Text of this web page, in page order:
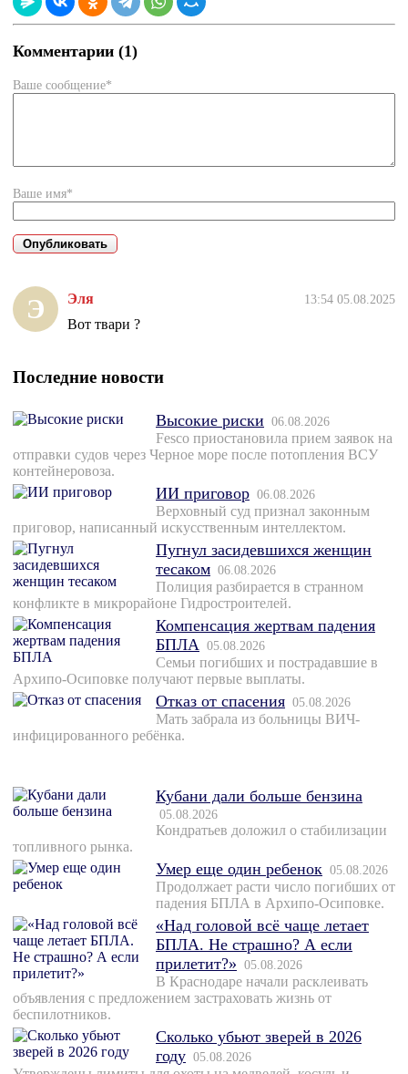
Комментарии (1)
Ваше сообщение*
Ваше имя*
Э Эля 13:54 05.08.2025
Вот твари ?
Последние новости
Высокие риски 06.08.2026
Fesco приостановила прием заявок на
отправки судов через Черное море после потопления ВСУ
контейнеровоза.
ИИ приговор 06.08.2026
Верховный суд признал законным
приговор, написанный искусственным интеллектом.
Пугнул засидевшихся женщин
тесаком 06.08.2026
Полиция разбирается в странном
конфликте в микрорайоне Гидростроителей.
Компенсация жертвам падения
БПЛА 05.08.2026
Семьи погибших и пострадавшие в
Архипо-Осиповке получают первые выплаты.
Отказ от спасения 05.08.2026
Мать забрала из больницы ВИЧ-
инфицированного ребёнка.
Кубани дали больше бензина
05.08.2026
Кондратьев доложил о стабилизации
топливного рынка.
Умер еще один ребенок 05.08.2026
Продолжает расти число погибших от
падения БПЛА в Архипо-Осиповке.
«Над головой всё чаще летает
БПЛА. Не страшно? А если
прилетит?» 05.08.2026
В Краснодаре начали расклеивать
объявления с предложением застраховать жизнь от
беспилотников.
Сколько убьют зверей в 2026
году 05.08.2026